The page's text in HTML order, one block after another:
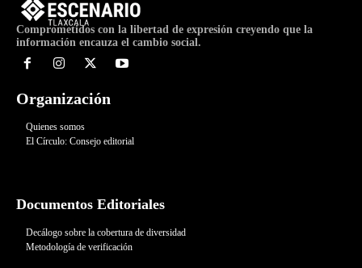
Comprometidos con la libertad de expresión creyendo que la
información encauza el cambio social.
Organización
Quienes somos
El Círculo: Consejo editorial
Documentos Editoriales
Decálogo sobre la cobertura de diversidad
Metodología de verificación